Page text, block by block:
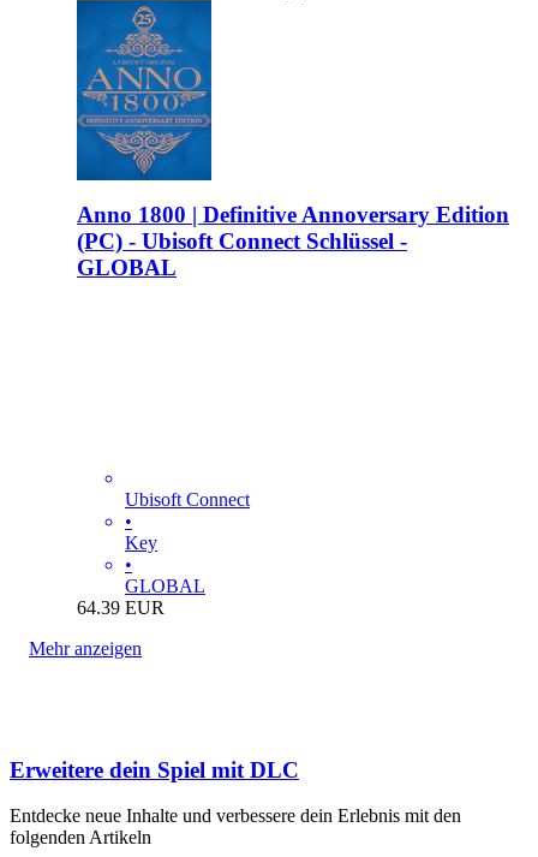
Anno 1800 | Definitive Annoversary Edition
(PC) - Ubisoft Connect Schlüssel -
GLOBAL
Ubisoft Connect
•
Key
•
GLOBAL
64.39 EUR
Mehr anzeigen
Erweitere dein Spiel mit DLC
Entdecke neue Inhalte und verbessere dein Erlebnis mit den
folgenden Artikeln